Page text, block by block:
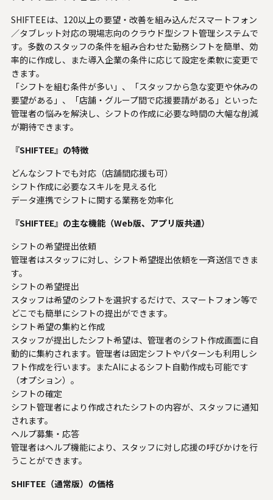
SHIFTEEは、120以上の要望・改善を組み込んだスマートフォン
／タブレット対応の現場志向のクラウド型シフト管理システムで
す。多数のスタッフの条件を組み合わせた勤務シフトを簡単、効
率的に作成し、また導入企業の条件に応じて設定を柔軟に変更で
きます。
「シフトを組む条件が多い」、「スタッフから急な変更や休みの
要望がある」、「店舗・グループ間で応援要請がある」といった
管理者の悩みを解決し、シフトの作成に必要な時間の大幅な削減
が期待できます。
『SHIFTEE』の特徴
どんなシフトでも対応（店舗間応援も可）
シフト作成に必要なスキルを見える化
データ連携でシフトに関する業務を効率化
『SHIFTEE』の主な機能（Web版、アプリ版共通）
シフトの希望提出依頼
管理者はスタッフに対し、シフト希望提出依頼を一斉送信できま
す。
シフトの希望提出
スタッフは希望のシフトを選択するだけで、スマートフォン等で
どこでも簡単にシフトの提出ができます。
シフト希望の集約と作成
スタッフが提出したシフト希望は、管理者のシフト作成画面に自
動的に集約されます。管理者は固定シフトやパターンも利用しシ
フト作成を行います。またAIによるシフト自動作成も可能です
（オプション）。
シフトの確定
シフト管理者により作成されたシフトの内容が、スタッフに通知
されます。
ヘルプ募集・応答
管理者はヘルプ機能により、スタッフに対し応援の呼びかけを行
うことができます。
SHIFTEE（通常版）の価格